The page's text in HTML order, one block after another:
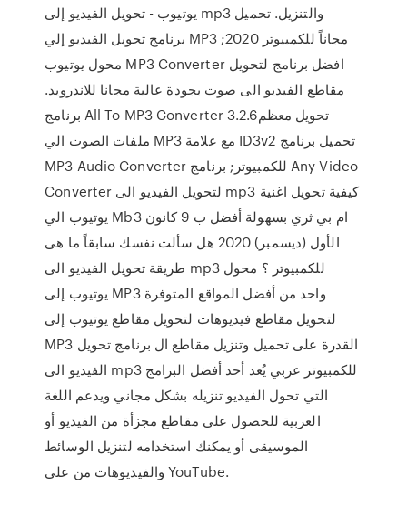
يوتيوب - تحويل الفيديو إلى mp3 والتنزيل. تحميل
برنامج تحويل الفيديو إلي MP3 مجاناً للكمبيوتر 2020;
محول يوتيوب MP3 Converter افضل برنامج لتحويل
مقاطع الفيديو الى صوت بجودة عالية مجانا للاندرويد.
برنامج All To MP3 Converter 3.2.6تحويل معظم
ملفات الصوت الي MP3 مع علامة ID3v2 تحميل برنامج
MP3 Audio Converter للكمبيوتر; برنامج Any Video
Converter لتحويل الفيديو الى mp3 كيفية تحويل اغنية
يوتيوب الي Mb3 ام بي ثري بسهولة أفضل ب 9 كانون
الأول (ديسمبر) 2020 هل سألت نفسك سابقاً ما هى
طريقة تحويل الفيديو الى mp3 للكمبيوتر ؟ محول
يوتيوب إلى MP3 واحد من أفضل المواقع المتوفرة
لتحويل مقاطع فيديوهات لتحويل مقاطع يوتيوب إلى
MP3 القدرة على تحميل وتنزيل مقاطع ال برنامج تحويل
الفيديو الى mp3 للكمبيوتر عربي يُعد أحد أفضل البرامج
التي تحول الفيديو تنزيله بشكل مجاني ويدعم اللغة
العربية للحصول على مقاطع مجزأة من الفيديو أو
الموسيقى أو يمكنك استخدامه لتنزيل الوسائط
والفيديوهات من على YouTube.